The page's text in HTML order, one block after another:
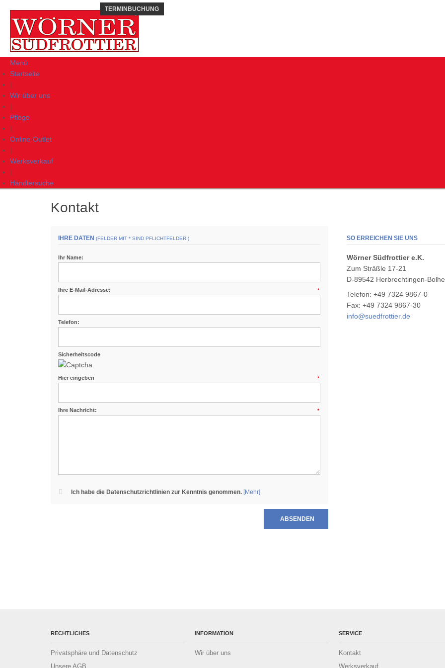
Menü
Startseite
|
Wir über uns
|
Pflege
|
Online-Outlet
|
Werksverkauf
|
Händlersuche
Kontakt
IHRE DATEN (FELDER MIT * SIND PFLICHTFELDER.)
Ihr Name:
Ihre E-Mail-Adresse: *
Telefon:
Sicherheitscode
Hier eingeben *
Ihre Nachricht: *
Ich habe die Datenschutzrichtlinien zur Kenntnis genommen. [Mehr]
ABSENDEN
SO ERREICHEN SIE UNS
Wörner Südfrottier e.K.
Zum Sträßle 17-21
D-89542 Herbrechtingen-
Telefon: +49 7324 9867-0
Fax: +49 7324 9867-30
info@suedfrottier.de
RECHTLICHES
Privatsphäre und Datenschutz
Unsere AGB
INFORMATION
Wir über uns
SERVICE
Kontakt
Werksverkauf